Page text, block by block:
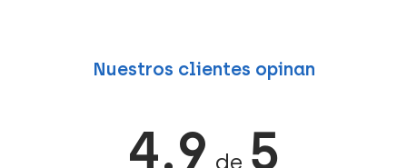
Nuestros clientes opinan
4.9 de 5